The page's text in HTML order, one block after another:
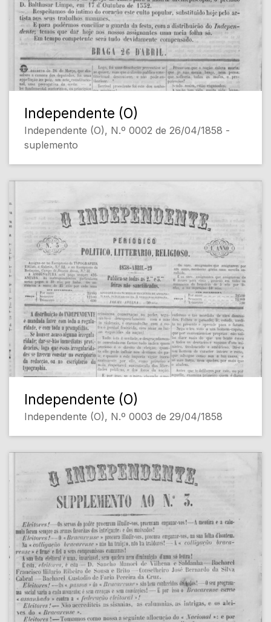
Independente (O)
Independente (O), N.º 0002 de 26/04/1858 -
suplemento
Independente (O)
Independente (O), N.º 0003 de 29/04/1858